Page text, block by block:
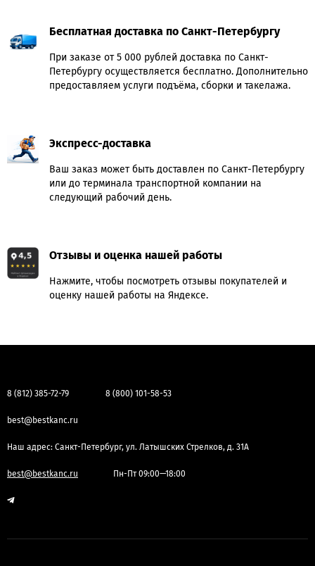
Бесплатная доставка по Санкт-Петербургу
При заказе от 5 000 рублей доставка по Санкт-
Петербургу осуществляется бесплатно. Дополнительно
предоставляем услуги подъёма, сборки и такелажа.
Экспресс-доставка
Ваш заказ может быть доставлен по Санкт-Петербургу
или до терминала транспортной компании на
следующий рабочий день.
Отзывы и оценка нашей работы
Нажмите, чтобы посмотреть отзывы покупателей и
оценку нашей работы на Яндексе.
8 (812) 385-72-79 8 (800) 101-58-53
best@bestkanc.ru
Наш адрес: Санкт-Петербург, ул. Латышских Стрелков, д. 31А
best@bestkanc.ru Пн-Пт 09:00—18:00